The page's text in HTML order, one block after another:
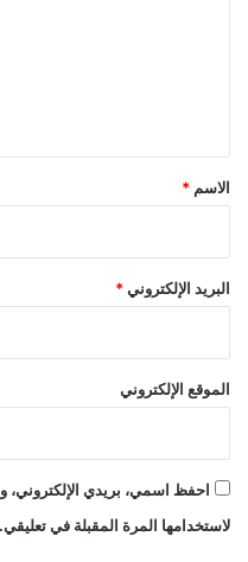
*
الاسم *
البريد الإلكتروني*
الموقع الإلكتروني
احفظ اسمي، بريدي الإلكتروني،
لاستخدامها المرة المقبلة في تعليقي.